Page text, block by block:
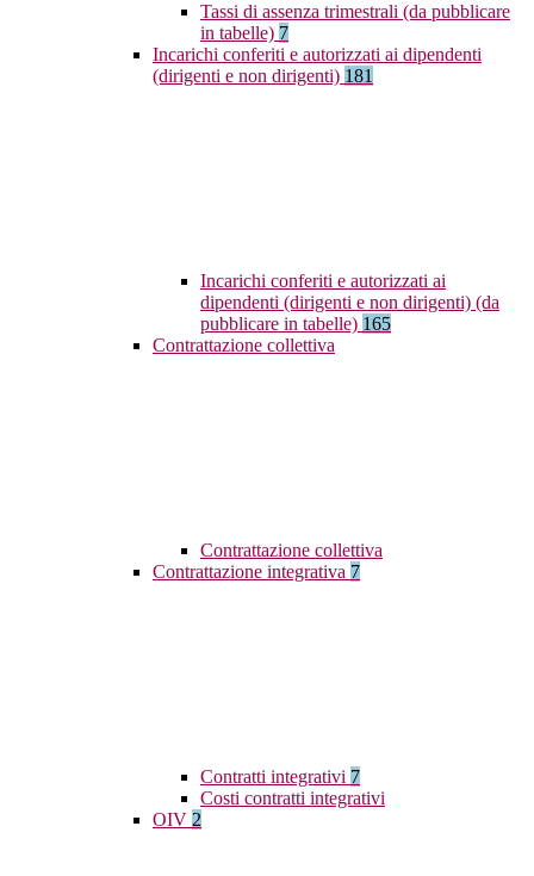
Tassi di assenza trimestrali (da pubblicare
in tabelle) 7
Incarichi conferiti e autorizzati ai dipendenti
(dirigenti e non dirigenti) 181
Incarichi conferiti e autorizzati ai
dipendenti (dirigenti e non dirigenti) (da
pubblicare in tabelle) 165
Contrattazione collettiva
Contrattazione collettiva
Contrattazione integrativa 7
Contratti integrativi 7
Costi contratti integrativi
OIV 2